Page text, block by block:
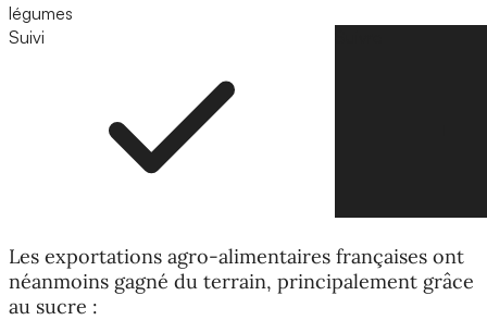
légumes
Suivi
Les exportations agro-alimentaires françaises ont
néanmoins gagné du terrain, principalement grâce
au sucre :